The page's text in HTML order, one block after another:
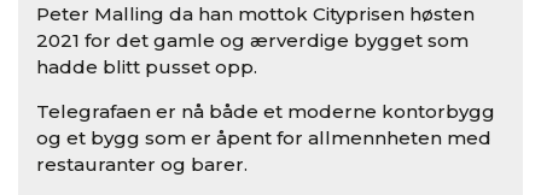
Peter Malling da han mottok Cityprisen høsten
2021 for det gamle og ærverdige bygget som
hadde blitt pusset opp.
Telegrafaen er nå både et moderne kontorbygg
og et bygg som er åpent for allmennheten med
restauranter og barer.